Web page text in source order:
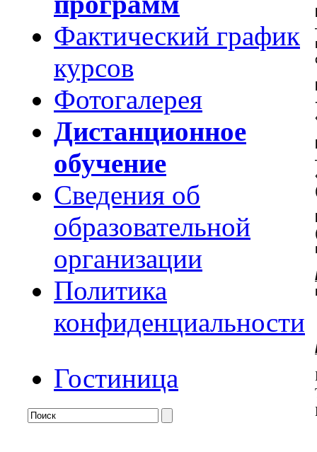
Фактический график
курсов
Фотогалерея
Дистанционное
обучение
Сведения об
образовательной
организации
Политика
конфиденциальности
Гостиница